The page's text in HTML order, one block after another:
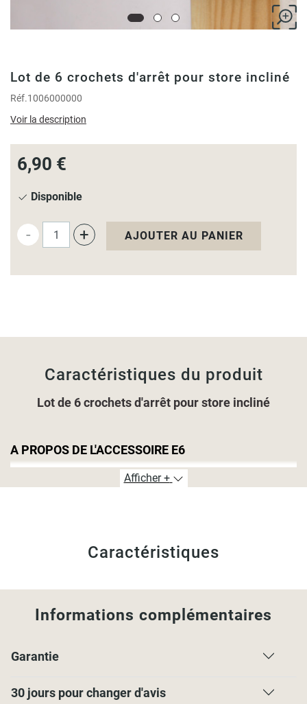
Lot de 6 crochets d'arrêt pour store incliné
Réf.1006000000
Voir la description
6,90 €
Disponible
- + AJOUTER AU PANIER
Caractéristiques du produit
Lot de 6 crochets d'arrêt pour store incliné
A PROPOS DE L'ACCESSOIRE E6
Ces crochets vous permettent de régler la hauteur de votre
l'encadrement de la fenêtre en perçant.
Créer votre store pour fenêtre inclinée avec l'accessoire E9.
cas d'une pose inclinée, comme une fenêtre de toit.
Installer votrestore enrouleuren
Afficher +
Caractéristiques
Informations complémentaires
Garantie
30 jours pour changer d'avis